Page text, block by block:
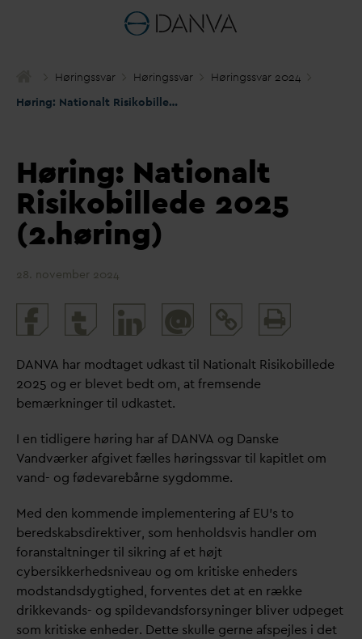
Høringssvar Høringssvar Høringssvar 2024
Høring: Nationalt Risikobillede 2025 (2.høring)
Høring: Nationalt
Risikobillede 2025
(2.høring)
28. november 2024
@
and
DANVA har modtaget udkast til Nationalt Risikobillede
2025 og er blevet bedt om, at fremsende
bemærkninger til udkastet.
I en tidligere høring har af DANVA og Danske
Vandværker afgivet fælles høringssvar til kapitlet om
vand- og fødevarebårne sygdomme.
Med den kommende implementering af EU’s to
beredskabsdirektiver, som henholdsvis handler om
foranstaltninger til sikring af et højt
cybersikkerhedsniveau og om kritiske enheders
modstandsdygtighed, forventes det at en række
drikkevands- og spildevandsforsyninger bliver udpeget
som kritiske enheder. Dette skulle gerne afspejles i det